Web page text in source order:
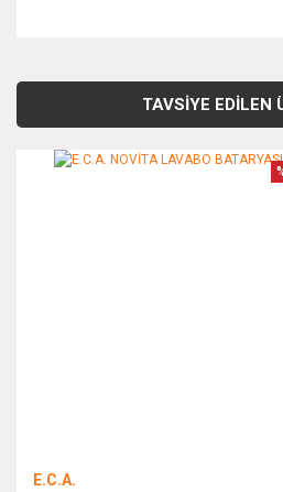
kullanarak tarafımıza iletebilirsiniz.
TAVSİYE EDİLEN
E.C.A.